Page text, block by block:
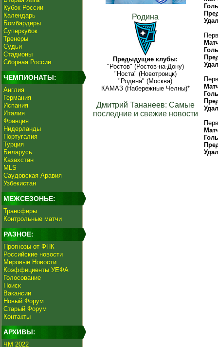
Кубок России
Календарь
Бомбардиры
Суперкубок
Тренеры
Судьи
Стадионы
Сборная России
ЧЕМПИОНАТЫ:
Англия
Германия
Испания
Италия
Франция
Нидерланды
Португалия
Турция
Беларусь
Казахстан
MLS
Саудовская Аравия
Узбекистан
МЕЖСЕЗОНЬЕ:
Трансферы
Контрольные матчи
РАЗНОЕ:
Прогнозы от ФНК
Российские новости
Мировые Новости
Коэффициенты УЕФА
Голосование
Поиск
Вакансии
Новый Форум
Старый Форум
Контакты
АРХИВЫ:
ЧМ 2022
Родина
Предыдущие клубы:
"Ростов" (Ростов-на-Дону)
"Носта" (Новотроицк)
"Родина" (Москва)
КАМАЗ (Набережные Челны)*
Дмитрий Тананеев: Самые
последние и свежие новости